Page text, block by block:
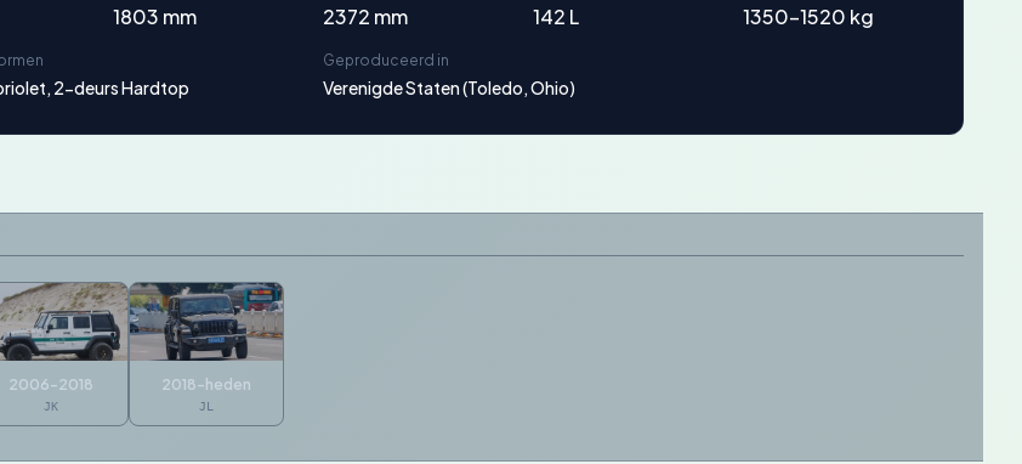
1803 mm 2372 mm 142 L 1350-1520 kg
2-deurs Hardtop
Geproduceerd in
Verenigde Staten (Toledo, Ohio)
2006-2018
JK
2018-heden
JL